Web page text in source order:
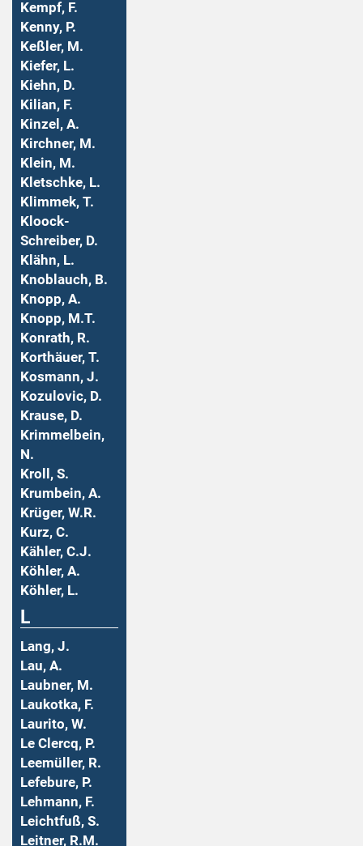
Kempf, F.
Kenny, P.
Keßler, M.
Kiefer, L.
Kiehn, D.
Kilian, F.
Kinzel, A.
Kirchner, M.
Klein, M.
Kletschke, L.
Klimmek, T.
Kloock-
Schreiber, D.
Klähn, L.
Knoblauch, B.
Knopp, A.
Knopp, M.T.
Konrath, R.
Korthäuer, T.
Kosmann, J.
Kozulovic, D.
Krause, D.
Krimmelbein,
N.
Kroll, S.
Krumbein, A.
Krüger, W.R.
Kurz, C.
Kähler, C.J.
Köhler, A.
Köhler, L.
L
Lang, J.
Lau, A.
Laubner, M.
Laukotka, F.
Laurito, W.
Le Clercq, P.
Leemüller, R.
Lefebure, P.
Lehmann, F.
Leichtfuß, S.
Leitner, R.M.